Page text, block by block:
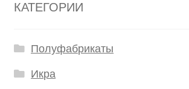
КАТЕГОРИИ
Полуфабрикаты
Икра